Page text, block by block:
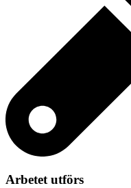
Arbetet utförs